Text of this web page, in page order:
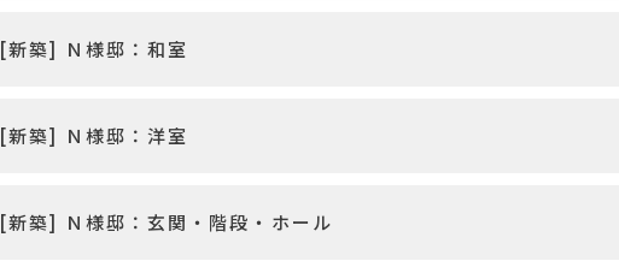
[新築] Ｎ様邸：和室
[新築] Ｎ様邸：洋室
[新築] Ｎ様邸：玄関・階段・ホール